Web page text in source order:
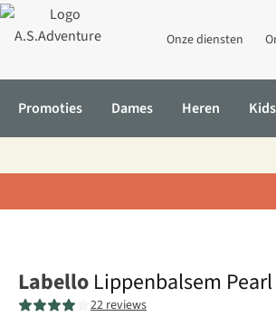
Onze diensten
Promoties Dames Heren Kids
Labello Lippenbalsem
22 reviews